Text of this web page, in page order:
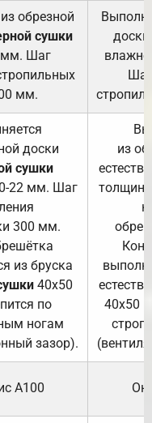
обрезной
сушки
мм. Шаг
мм.
доски
доски
сушки
22 мм. Шаг
300 мм.
из бруска
40х50
по
ногам
зазор).
из
40х50
А100